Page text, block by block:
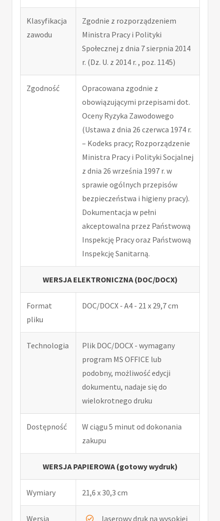
Klasyfikacja
zawodu
Zgodnie z rozporządzeniem
Ministra Pracy i Polityki
Społecznej z dnia 7 sierpnia 2014
r. (Dz. U. z 2014 r. , poz. 1145)
Zgodność
Opracowana zgodnie z
obowiązującymi przepisami dot.
Oceny Ryzyka Zawodowego
(Ustawa z dnia 26 czerwca 1974 r.
– Kodeks pracy; Rozporządzenie
Ministra Pracy i Polityki Socjalnej
z dnia 26 września 1997 r. w
sprawie ogólnych przepisów
bezpieczeństwa i higieny pracy).
Dokumentacja w pełni
akceptowalna przez Państwową
Inspekcję Pracy oraz Państwową
Inspekcję Sanitarną.
WERSJA ELEKTRONICZNA (DOC/DOCX)
Format
pliku
DOC/DOCX - A4 - 21 x 29,7 cm
Technologia
Plik DOC/DOCX - wymagany
program MS OFFICE lub
podobny, możliwość edycji
dokumentu, nadaje się do
wielokrotnego druku
Dostępność
W ciągu 5 minut od dokonania
zakupu
WERSJA PAPIEROWA (gotowy wydruk)
Wymiary 21,6 x 30,3 cm
Wersja laserowy druk na wysokiej